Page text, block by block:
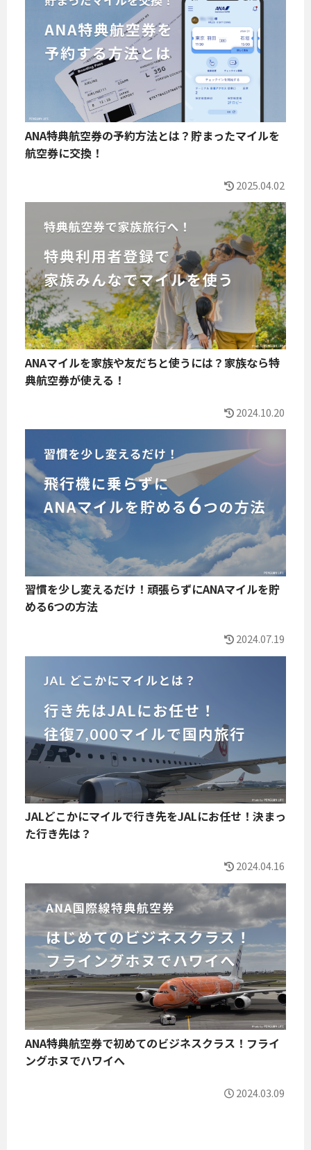
ANA特典航空券の予約方法とは？貯まったマイルを
航空券に交換！
2025.04.02
ANAマイルを家族や友だちと使うには？家族なら特
典航空券が使える！
2024.10.20
習慣を少し変えるだけ！頑張らずにANAマイルを貯
める6つの方法
2024.07.19
JALどこかにマイルで行き先をJALにお任せ！決まっ
た行き先は？
2024.04.16
ANA特典航空券で初めてのビジネスクラス！フライ
ングホヌでハワイへ
2024.03.09